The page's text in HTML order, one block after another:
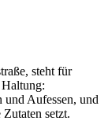
steht für
Haltung:
und Aufessen, und
setzt.